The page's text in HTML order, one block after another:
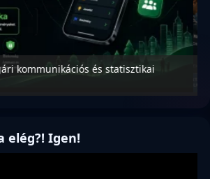
miniszter úrnak, az oktatás és
elég?! Igen!